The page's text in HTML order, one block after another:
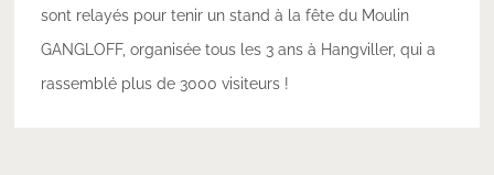
sont relayés pour tenir un stand à la fête du Moulin
GANGLOFF, organisée tous les 3 ans à Hangviller, qui a
rassemblé plus de 3000 visiteurs !